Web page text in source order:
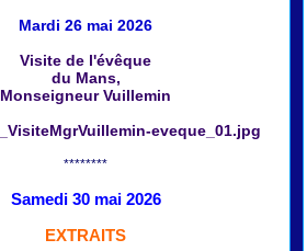
Mardi 26 mai 2026
Visite de l'évêque
du Mans,
Monseigneur Vuillemin
********
Samedi 30 mai 2026
EXTRAITS